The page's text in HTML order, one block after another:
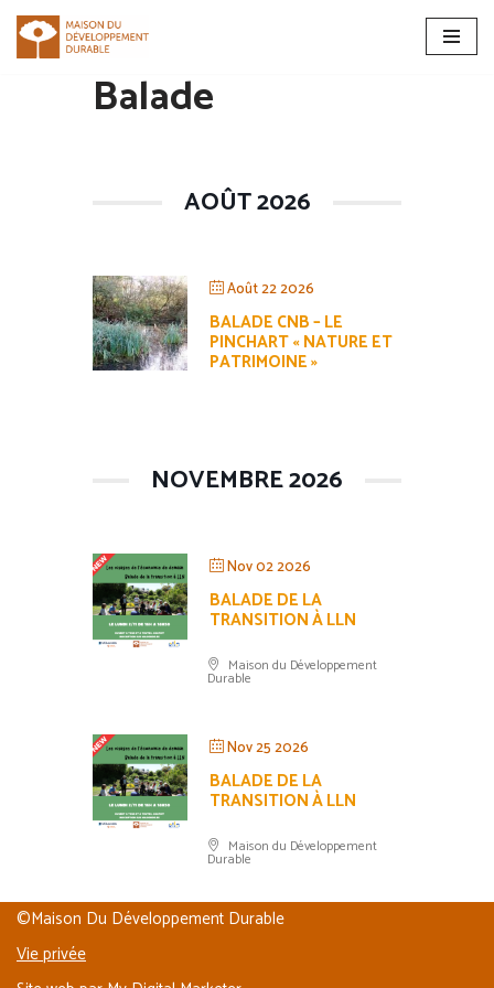
Aller
Balade
AOÛT 2026
Août 22 2026
BALADE CNB – LE
PINCHART « NATURE ET
PATRIMOINE »
NOVEMBRE 2026
Nov 02 2026
BALADE DE LA
TRANSITION À LLN
Maison du Développement
Durable
Nov 25 2026
BALADE DE LA
TRANSITION À LLN
Maison du Développement
Durable
©Maison Du Développement Durable
Vie privée